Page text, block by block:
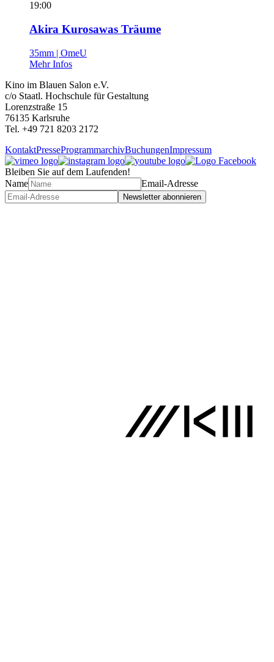
19:00
Akira Kurosawas Träume
35mm | OmeU
Mehr Infos
Kino im Blauen Salon e.V.
c/o Staatl. Hochschule für Gestaltung
Lorenzstraße 15
76135 Karlsruhe
Tel. +49 721 8203 2172
KontaktPresseProgrammarchivBuchungenImpressum
Bleiben Sie auf dem Laufenden!
Name
Email-Adresse
Newsletter abonnieren